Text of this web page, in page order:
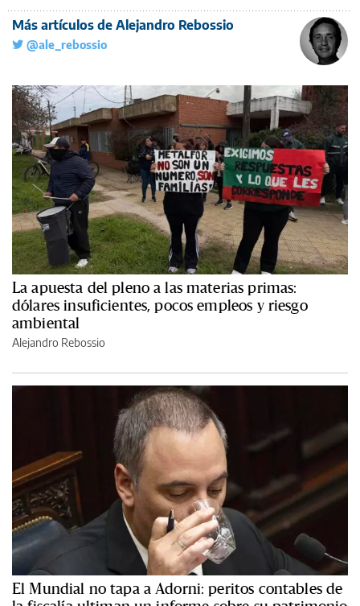
Más artículos de Alejandro Rebossio
@ale_rebossio
La apuesta del pleno a las materias primas:
dólares insuficientes, pocos empleos y riesgo
ambiental
Alejandro Rebossio
El Mundial no tapa a Adorni: peritos contables de